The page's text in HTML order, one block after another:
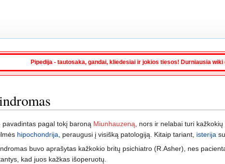
Pipedija - tautosaka, gandai, kliedesiai ir jokios tiesos! Durniausia
pavadintas pagal tokį baroną Miunhauzeną , nors ir nelabai turi
hipochondrija , peraugusi į visišką patologiją. Kitaip tariant, isterija
buvo aprašytas kažkokio britų psichiatro (R.Asher), nes
kad juos kažkas išoperuotų.